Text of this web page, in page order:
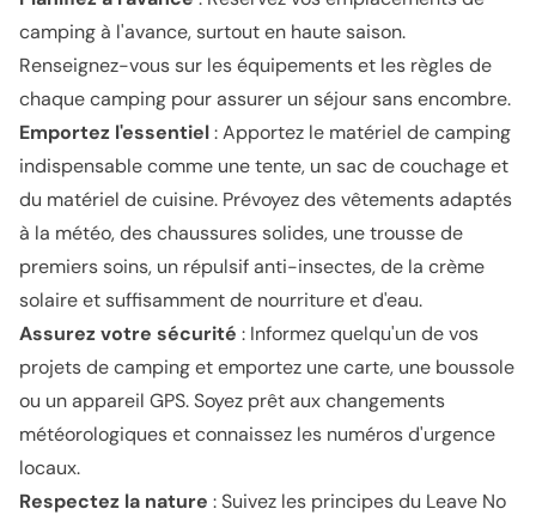
camping à l'avance, surtout en haute saison.
Renseignez-vous sur les équipements et les règles de
chaque camping pour assurer un séjour sans encombre.
Emportez l'essentiel: Apportez le matériel de camping
indispensable comme une tente, un sac de couchage et
du matériel de cuisine. Prévoyez des vêtements adaptés
à la météo, des chaussures solides, une trousse de
premiers soins, un répulsif anti-insectes, de la crème
solaire et suffisamment de nourriture et d'eau.
Assurez votre sécurité : Informez quelqu'un de vos
projets de camping et emportez une carte, une boussole
ou un appareil GPS. Soyez prêt aux changements
météorologiques et connaissez les numéros d'urgence
locaux.
Respectez la nature : Suivez les principes du Leave No